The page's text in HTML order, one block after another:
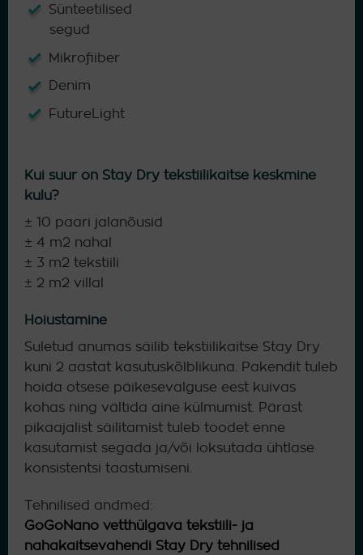
Sünteetilised
segud
Mikrofiiber
Denim
FutureLight
Kui suur on Stay Dry tekstiilikaitse keskmine
kulu?
± 10 paari jalanõusid
± 4 m2 nahal
± 3 m2 tekstiili
± 2 m2 villal
Hoiustamine
Suletud anumas säilib tekstiilikaitse Stay Dry
kuni 2 aastat kasutuskõlblikuna. Pakendit tuleb
hoida otsese päikesevalguse eest kuivas
kohas ning vältida aine külmumist. Pärast
pikaajalist säilitamist tuleb toodet enne
kasutamist segada ja/või loksutada ühtlase
konsistentsi taastumiseni.
Tehnilised andmed:
GoGoNano vetthülgava tekstiili- ja
nahakaitsevahendi Stay Dry tehnilised